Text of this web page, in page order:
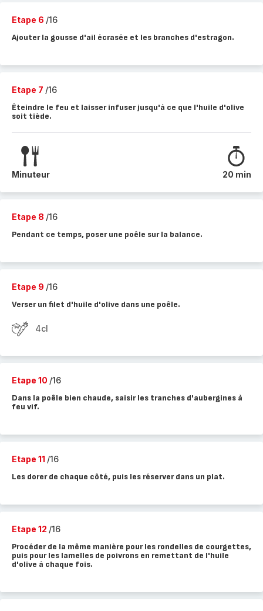
Etape 6 /16
Ajouter la gousse d'ail écrasée et les branches d'estragon.
Etape 7 /16
Éteindre le feu et laisser infuser jusqu'à ce que l'huile d'olive
soit tiède.
Minuteur 20 min
Etape 8 /16
Pendant ce temps, poser une poêle sur la balance.
Etape 9 /16
Verser un filet d'huile d'olive dans une poêle.
4cl
Etape 10 /16
Dans la poêle bien chaude, saisir les tranches d'aubergines à
feu vif.
Etape 11 /16
Les dorer de chaque côté, puis les réserver dans un plat.
Etape 12 /16
Procéder de la même manière pour les rondelles de courgettes,
puis pour les lamelles de poivrons en remettant de l'huile
d'olive à chaque fois.